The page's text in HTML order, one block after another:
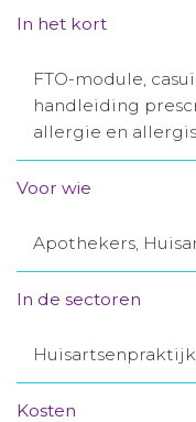
Over IVM
Actueel
Contact
Winkelwagentje
In het kort
FTO-module,
handleiding
allergie en
Voor wie
Apothekers,
In de sectoren
Kosten